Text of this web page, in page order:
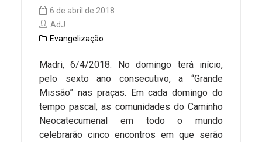
6 de abril de 2018
AdJ
Evangelização
Madri, 6/4/2018. No domingo terá início,
pelo sexto ano consecutivo, a “Grande
Missão” nas praças. Em cada domingo do
tempo pascal, as comunidades do Caminho
Neocatecumenal em todo o mundo
celebrarão cinco encontros em que serão